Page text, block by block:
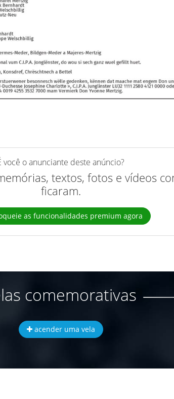
você o anunciante deste anúncio?
textos, fotos e vídeos
ficaram.
as funcionalidades premium agora
comemorativas
acender uma vela